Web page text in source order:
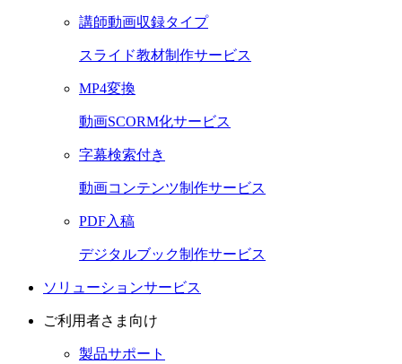
講師動画収録タイプ
スライド教材制作サービス
MP4変換
動画SCORM化サービス
字幕検索付き
動画コンテンツ制作サービス
PDF入稿
デジタルブック制作サービス
ソリューションサービス
ご利用者さま向け
製品サポート